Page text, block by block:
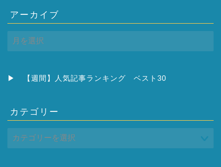
アーカイブ
ア
ー
ブ
▶ 【週間】人気記事ランキング ベスト30
カテゴリー